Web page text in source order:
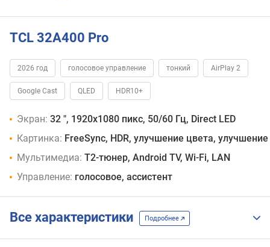
TCL 32A400 Pro
2026 год голосовое управление тонкий AirPlay 2
Google Cast QLED HDR10+
Экран: 32 ", 1920x1080 пикс, 50/60 Гц, Direct LED
Картинка: FreeSync, HDR, улучшение цвета,
Мультимедиа: T2-тюнер, Android TV, Wi-Fi, LAN
Управление: голосовое, ассистент
Все характеристики Подробнее